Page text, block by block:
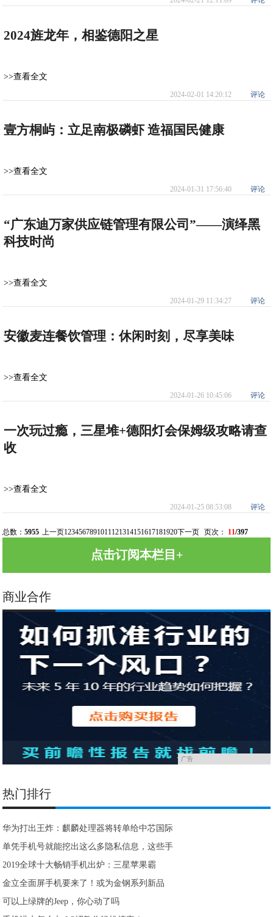
2024旌龙年，相鉴德阳之星
>>查看全文
2024-02-01 14:20:12 评论
壹方桐屿：立足南极磷虾 造福国民健康
>>查看全文
2024-01-31 17:56:40 评论
“广东迪万家供应链管理有限公司”——演绎黑
科技时尚
>>查看全文
2024-01-29 11:34:27 评论
安徽麦连餐饮管理：休闲时刻，尽享美味
>>查看全文
2024-01-26 10:45:06 评论
一次玩过瘾，三星堆+德阳灯会保姆级攻略请查
收
>>查看全文
2024-01-25 08:53:08 评论
总数：5955 上一页1234567891011121314151617181920下一页 页次： 11/397
点击订阅本栏目+
商业合作
广告
热门排行
华为打出王炸：麒麟处理器将转单给中芯国际
单凭手机号就能挖出这么多隐私信息，这些手
2019全球十大畅销手机出炉：三星苹果霸
金立全面屏手机要来了！或为金钢系列新品
可以上绿牌的Jeep，你心动了吗